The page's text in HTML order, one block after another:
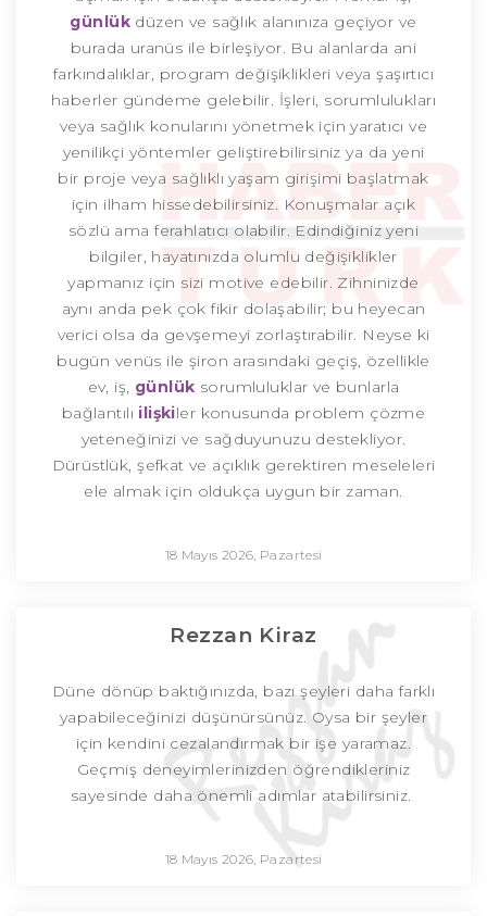
günlükdüzen ve sağlık alanınıza geçiyor ve
burada uranüs ile birleşiyor. Bu alanlarda ani
farkındalıklar, program değişiklikleri veya şaşırtıcı
haberler gündeme gelebilir. İşleri, sorumlulukları
veya sağlık konularını yönetmek için yaratıcı ve
yenilikçi yöntemler geliştirebilirsiniz ya da yeni
bir proje veya sağlıklı yaşam girişimi başlatmak
için ilham hissedebilirsiniz. Konuşmalar açık
sözlü ama ferahlatıcı olabilir. Edindiğiniz yeni
bilgiler, hayatınızda olumlu değişiklikler
yapmanız için sizi motive edebilir. Zihninizde
aynı anda pek çok fikir dolaşabilir; bu heyecan
verici olsa da gevşemeyi zorlaştırabilir. Neyse ki
bugün venüs ile şiron arasındaki geçiş, özellikle
ev, iş, günlük sorumluluklar ve bunlarla
bağlantılı ilişkiler konusunda problem çözme
yeteneğinizi ve sağduyunuzu destekliyor.
Dürüstlük, şefkat ve açıklık gerektiren meseleleri
ele almak için oldukça uygun bir zaman.
18 Mayıs 2026, Pazartesi
Rezzan Kiraz
Düne dönüp baktığınızda, bazı şeyleri daha farklı
yapabileceğinizi düşünürsünüz. Oysa bir şeyler
için kendini cezalandırmak bir işe yaramaz.
Geçmiş deneyimlerinizden öğrendikleriniz
sayesinde daha önemli adımlar atabilirsiniz.
18 Mayıs 2026, Pazartesi